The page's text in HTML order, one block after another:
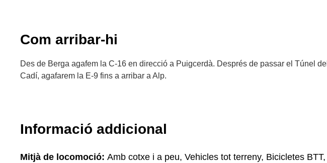
Com arribar-hi
Des de Berga agafem la C-16 en direcció a Puigcerdà. Després de passar el Túnel del
Cadí, agafarem la E-9 fins a arribar a Alp.
Informació addicional
Mitjà de locomoció: Amb cotxe i a peu, Vehicles tot terreny, Bicicletes BTT,